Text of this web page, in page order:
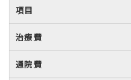
項目
治療費
通院費